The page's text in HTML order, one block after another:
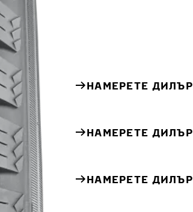
НАМЕРЕТЕ ДИЛЪР
НАМЕРЕТЕ ДИЛЪР
НАМЕРЕТЕ ДИЛЪР